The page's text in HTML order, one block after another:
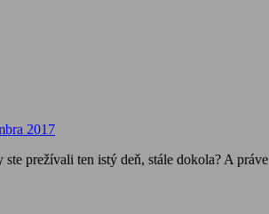
2017
prežívali ten istý deň, stále dokola? A práve